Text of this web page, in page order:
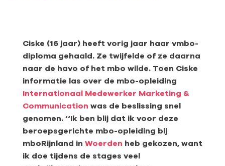
Ciske (16 jaar) heeft vorig jaar haar vmbo-
diploma gehaald. Ze twijfelde of ze daarna
naar de havo of het mbo wilde. Toen Ciske
informatie las over de mbo-opleiding
Internationaal Medewerker Marketing &
Communication was de beslissing snel
genomen. ‘‘Ik ben blij dat ik voor deze
beroepsgerichte mbo-opleiding bij
mboRijnland in Woerden heb gekozen, want
ik doe tijdens de stages veel